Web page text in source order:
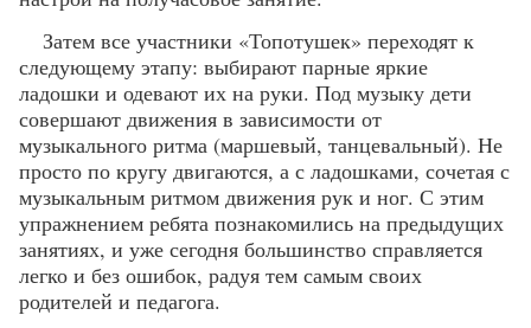
Затем все участники «Топотушек» переходят к
следующему этапу: выбирают парные яркие
ладошки и одевают их на руки. Под музыку дети
совершают движения в зависимости от
музыкального ритма (маршевый, танцевальный). Не
просто по кругу двигаются, а с ладошками, сочетая с
музыкальным ритмом движения рук и ног. С этим
упражнением ребята познакомились на предыдущих
занятиях, и уже сегодня большинство справляется
легко и без ошибок, радуя тем самым своих
родителей и педагога.